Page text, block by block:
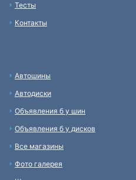
Тесты
Контакты
Автошины
Автодиски
Объявления б у шин
Объявления б у дисков
Все магазины
Фото галерея